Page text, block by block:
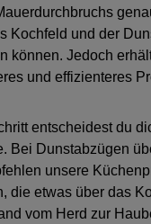
Kochfeld und der
können. Jedoch
und effizienteres
entscheidest du
Bei Dunstabzügen
unsere
die etwas über das
vom Herd zur